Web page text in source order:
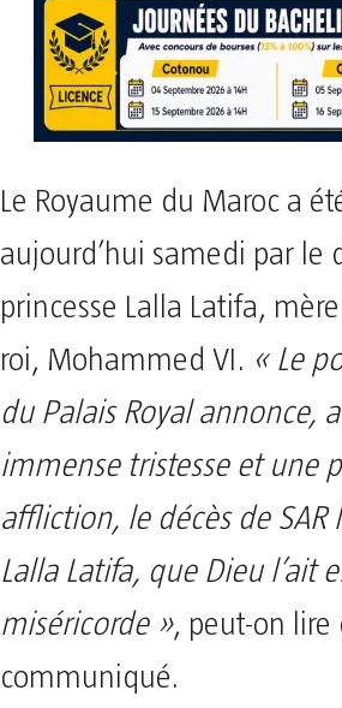
Le Royaume du Maroc a
aujourd’hui samedi par le
princesse Lalla Latifa, mère
roi, Mohammed VI. « Le
du Palais Royal annonce,
immense tristesse et une
affliction, le décès de SAR
Lalla Latifa, que Dieu l’ait
miséricorde », peut-on lire
communiqué.